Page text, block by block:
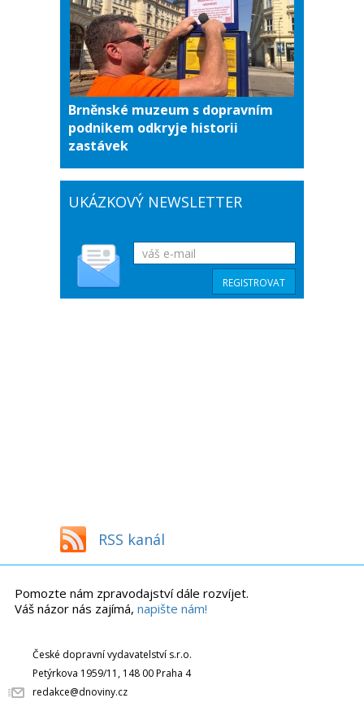
Brněnské muzeum s dopravním
podnikem odkryje historii
zastávek
UKÁZKOVÝ NEWSLETTER
RSS kanál
Pomozte nám zpravodajství dále rozvíjet.
Váš názor nás zajímá, napište nám!
České dopravní vydavatelství s.r.o.
Petýrkova 1959/11, 148 00 Praha 4
redakce@dnoviny.cz